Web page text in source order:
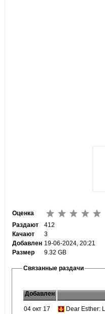
Оценка
Раздают
412
Качают
3
Добавлен 19-06-2024, 20:21
Размер
9.32 GB
Связанные раздачи
Добавлен
04 окт 17 Dear Esther: